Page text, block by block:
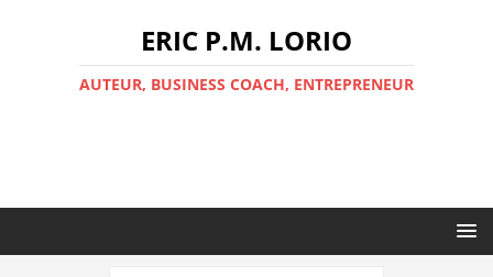
ERIC P.M. LORIO
AUTEUR, BUSINESS COACH, ENTREPRENEUR